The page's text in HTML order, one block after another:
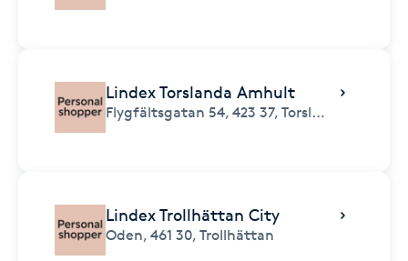
Lindex Torslanda Amhult
Flygfältsgatan 54, 423 37, Torslanda
Lindex Trollhättan City
Oden, 461 30, Trollhättan